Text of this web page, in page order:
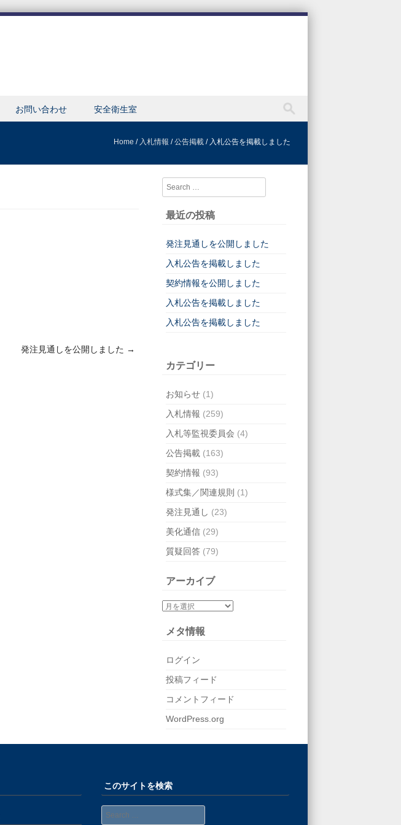
お問い合わせ 安全衛生室
Home / 入札情報 /公告掲載 / 入札公告を掲載しました
発注見通しを公開しました →
Search
最近の投稿
発注見通しを公開しました
入札公告を掲載しました
契約情報を公開しました
入札公告を掲載しました
入札公告を掲載しました
カテゴリー
お知らせ (1)
入札情報 (259)
入札等監視委員会 (4)
公告掲載 (163)
契約情報 (93)
様式集／関連規則 (1)
発注見通し (23)
美化通信 (29)
質疑回答 (79)
アーカイブ
メタ情報
ログイン
投稿フィード
コメントフィード
WordPress.org
このサイトを検索
Search